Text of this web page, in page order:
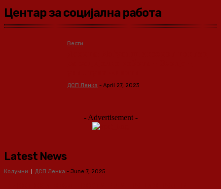
Центар за социјална работа
Вести
ДСП Ленка - April 27, 2023
- Advertisement -
Latest News
Колумни ДСП Ленка - June 7, 2025